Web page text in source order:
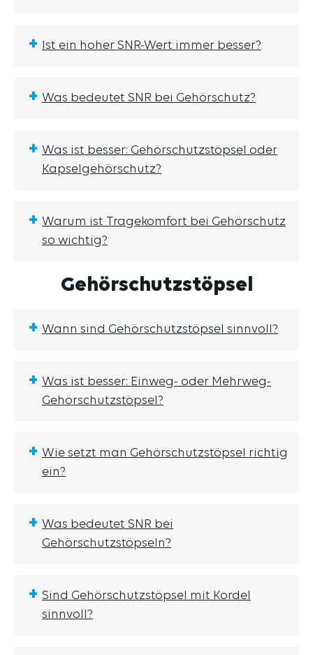
+ Ist ein hoher SNR-Wert immer besser?
+ Was bedeutet SNR bei Gehörschutz?
+ Was ist besser: Gehörschutzstöpsel oder
Kapselgehörschutz?
+ Warum ist Tragekomfort bei Gehörschutz
so wichtig?
Gehörschutzstöpsel
+ Wann sind Gehörschutzstöpsel sinnvoll?
+ Was ist besser: Einweg- oder Mehrweg-
Gehörschutzstöpsel?
+ Wie setzt man Gehörschutzstöpsel richtig
ein?
+ Was bedeutet SNR bei
Gehörschutzstöpseln?
+ Sind Gehörschutzstöpsel mit Kordel
sinnvoll?